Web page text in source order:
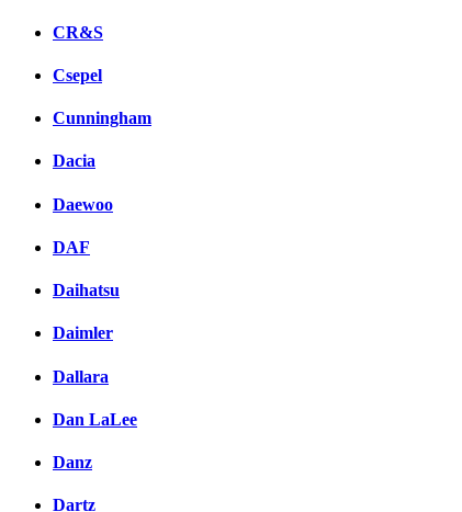
CR&S
Csepel
Cunningham
Dacia
Daewoo
DAF
Daihatsu
Daimler
Dallara
Dan LaLee
Danz
Dartz